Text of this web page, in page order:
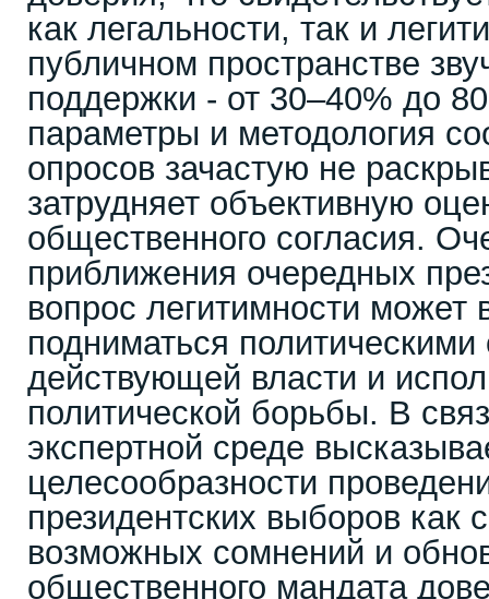
как легальности, так и
публичном пространстве
поддержки - от 30–40% до
параметры и методология
опросов зачастую не
затрудняет объективную
общественного согласия.
приближения очередных
вопрос легитимности может
подниматься
действующей власти и
политической борьбы. В
экспертной среде
целесообразности
президентских выборов как
возможных сомнений и
общественного мандата